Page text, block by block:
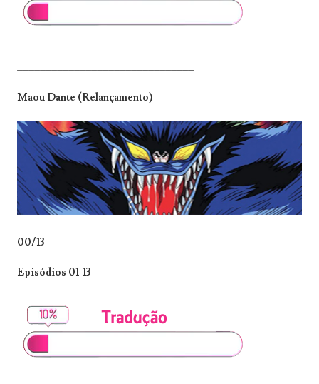
_______________________________
Maou Dante (Relançamento)
00/13
Episódios 01-13